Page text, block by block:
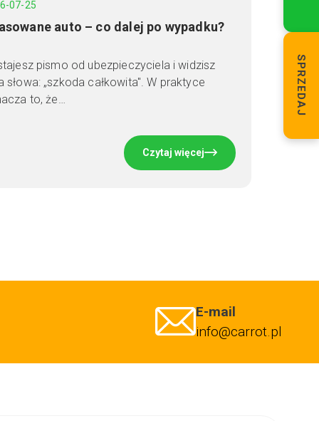
07-25
auto – co dalej po wypadku?
pismo od ubezpieczyciela i widzisz
słowa: „szkoda całkowita". W praktyce
to, że…
Czytaj więcej
SPRZEDAJ
E-mail
info@carrot.pl